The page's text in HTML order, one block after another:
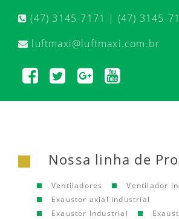
(47) 3145-7171 | (47) 3145-
luftmaxi@luftmaxi.com.br
Nossa linha de
Ventiladores
Ventilador
Exaustor axial industrial
Exaustor Industrial